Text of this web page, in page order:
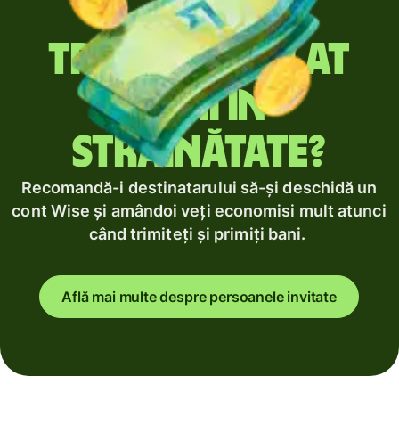
Trimiți regulat
bani în
străinătate?
Recomandă-i destinatarului să-și deschidă un
cont Wise și amândoi veți economisi mult atunci
când trimiteți și primiți bani.
Află mai multe despre persoanele invitate